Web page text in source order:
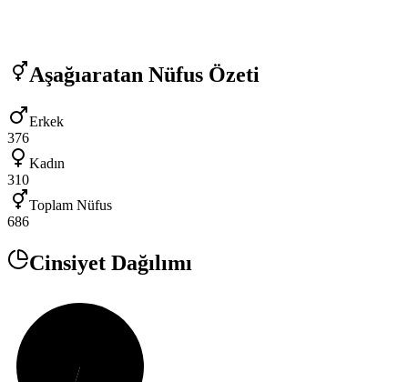
Aşağıaratan Nüfus Özeti
Erkek
376
Kadın
310
Toplam Nüfus
686
Cinsiyet Dağılımı